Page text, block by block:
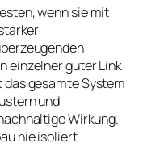
wenn sie mit
einzelner guter Link
das gesamte System
und
Wirkung.
nie isoliert